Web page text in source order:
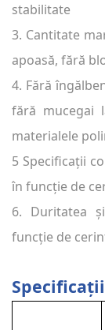
stabilitate
3. Cantitate
apoasă, fără
4. Fără
fără mucegai
materialele
5 Specificații
în funcție de
6. Duritatea
funcție de